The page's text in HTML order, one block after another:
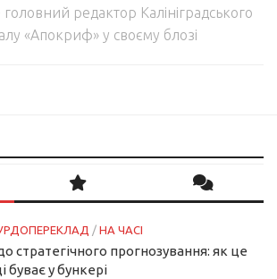
редактор Калініградського
«Апокриф» у своєму блозі
/ НА ЧАСІ
стратегічного прогнозування: як це
буває у бункері